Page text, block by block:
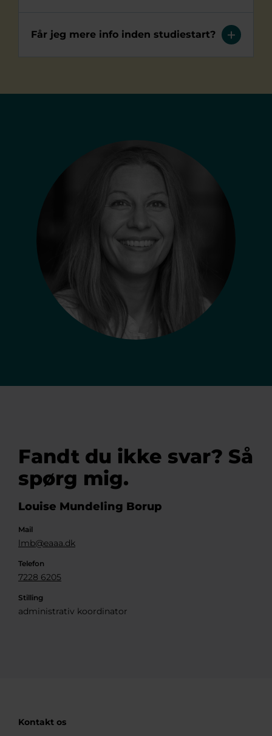
Får jeg mere info inden studiestart?
Fandt du ikke svar? Så
spørg mig.
Louise Mundeling Borup
Mail
lmb@eaaa.dk
Telefon
7228 6205
Stilling
administrativ koordinator
Kontakt os